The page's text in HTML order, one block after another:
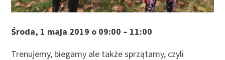
Środa, 1 maja 2019 o 09:00 – 11:00
Trenujemy, biegamy ale także sprzątamy, czyli